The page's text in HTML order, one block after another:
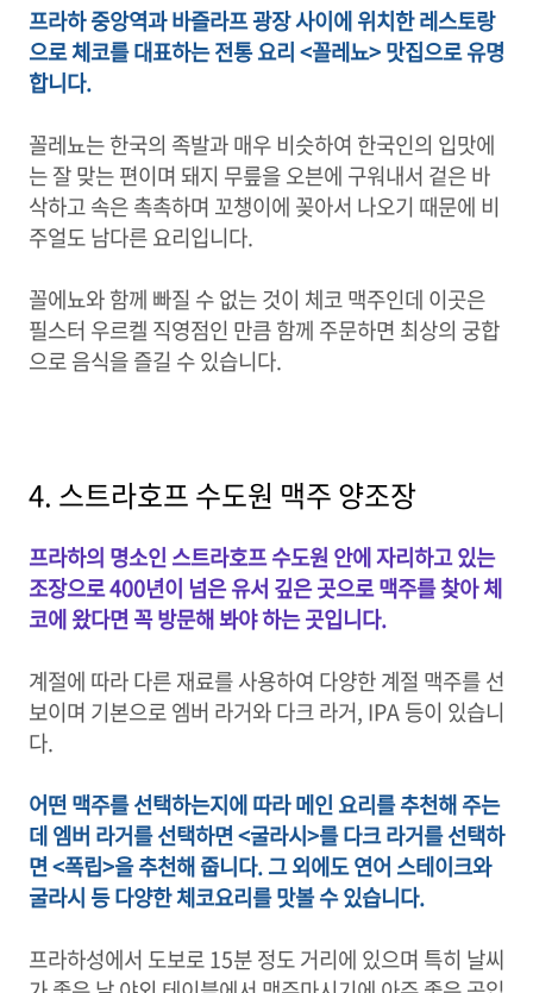
프라하 중앙역과 바즐라프 광장 사이에 위치한 레스토랑
으로 체코를 대표하는 전통 요리 <꼴레뇨> 맛집으로 유명
합니다.
꼴레뇨는 한국의 족발과 매우 비슷하여 한국인의 입맛에
는 잘 맞는 편이며 돼지 무릎을 오븐에 구워내서 겉은 바
삭하고 속은 촉촉하며 꼬챙이에 꽂아서 나오기 때문에 비
주얼도 남다른 요리입니다.
꼴에뇨와 함께 빠질 수 없는 것이 체코 맥주인데 이곳은
필스터 우르켈 직영점인 만큼 함께 주문하면 최상의 궁합
으로 음식을 즐길 수 있습니다.
4. 스트라호프 수도원 맥주 양조장
프라하의 명소인 스트라호프 수도원 안에 자리하고 있는
조장으로 400년이 넘은 유서 깊은 곳으로 맥주를 찾아 체
코에 왔다면 꼭 방문해 봐야 하는 곳입니다.
계절에 따라 다른 재료를 사용하여 다양한 계절 맥주를 선
보이며 기본으로 엠버 라거와 다크 라거, IPA 등이 있습니
다.
어떤 맥주를 선택하는지에 따라 메인 요리를 추천해 주는
데 엠버 라거를 선택하면 <굴라시>를 다크 라거를 선택하
면 <폭립>을 추천해 줍니다. 그 외에도 연어 스테이크와
굴라시 등 다양한 체코요리를 맛볼 수 있습니다.
프라하성에서 도보로 15분 정도 거리에 있으며 특히 날씨